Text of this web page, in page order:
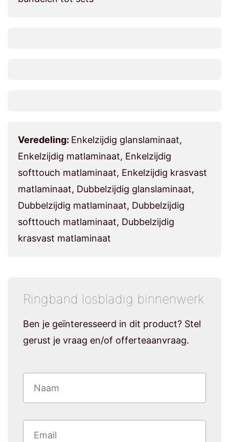
Veredeling: Enkelzijdig glanslaminaat,
Enkelzijdig matlaminaat, Enkelzijdig
softtouch matlaminaat, Enkelzijdig krasvast
matlaminaat, Dubbelzijdig glanslaminaat,
Dubbelzijdig matlaminaat, Dubbelzijdig
softtouch matlaminaat, Dubbelzijdig
krasvast matlaminaat
Ringband losbladig binnenwerk
Ben je geïnteresseerd in dit product? Stel
gerust je vraag en/of offerteaanvraag.